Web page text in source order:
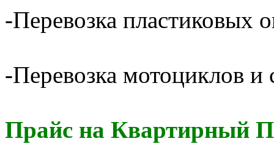
-Перевозка пластиковых
-Перевозка мотоциклов и
Прайс на Квартирный